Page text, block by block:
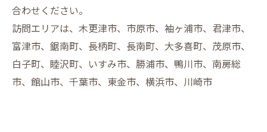
合わせください。
訪問エリアは、木更津市、市原市、袖ヶ浦市、君津市、
富津市、鋸南町、長柄町、長南町、大多喜町、茂原市、
白子町、睦沢町、いすみ市、勝浦市、鴨川市、南房総
市、館山市、千葉市、東金市、横浜市、川崎市